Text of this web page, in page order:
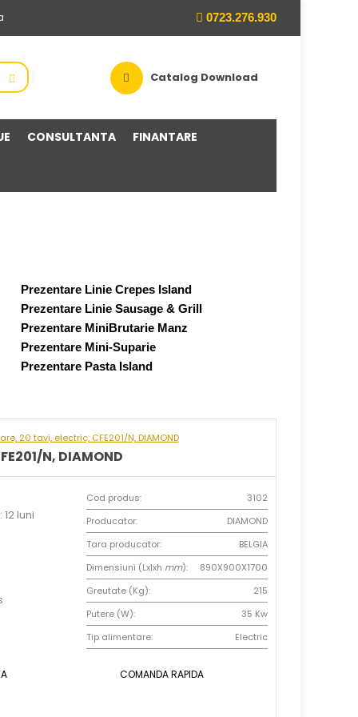
0723.276.930
Catalog Download
CONSULTANTA FINANTARE
Prezentare Linie Crepes Island
Prezentare Linie Sausage & Grill
Prezentare MiniBrutarie Manz
Prezentare Mini-Suparie
Prezentare Pasta Island
20 tavi, electric, CFE201/N, DIAMOND
N, DIAMOND
luni
Cod produs:
3102
Producator:
DIAMOND
Tara producator:
BELGIA
Dimensiuni (Lxlxh mm):
890X900X1700
Greutate (Kg):
215
Putere (W):
35 Kw
Tip alimentare:
Electric
COMANDA RAPIDA